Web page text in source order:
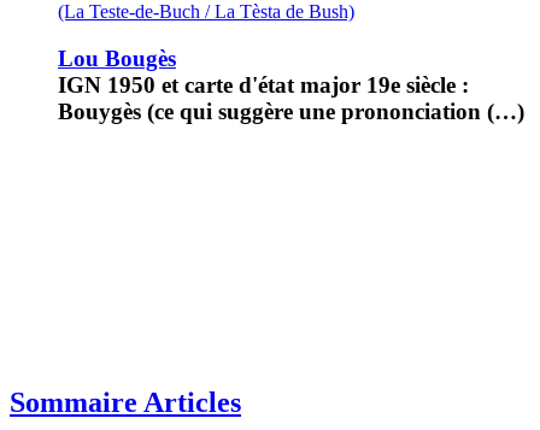
(La Teste-de-Buch / La Tèsta de Bush)
Lou Bougès
IGN 1950 et carte d'état major 19e siècle :
Bouygès (ce qui suggère une prononciation (…)
Sommaire Articles